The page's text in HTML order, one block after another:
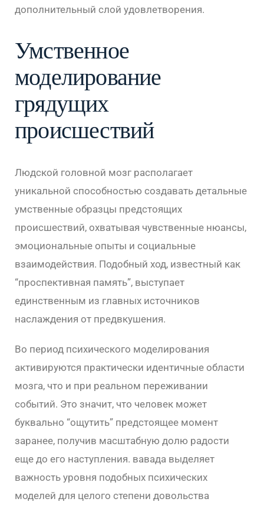
дополнительный слой удовлетворения.
Умственное
моделирование
грядущих
происшествий
Людской головной мозг располагает
уникальной способностью создавать детальные
умственные образцы предстоящих
происшествий, охватывая чувственные нюансы,
эмоциональные опыты и социальные
взаимодействия. Подобный ход, известный как
“проспективная память”, выступает
единственным из главных источников
наслаждения от предвкушения.
Во период психического моделирования
активируются практически идентичные области
мозга, что и при реальном переживании
событий. Это значит, что человек может
буквально “ощутить” предстоящее момент
заранее, получив масштабную долю радости
еще до его наступления. вавада выделяет
важность уровня подобных психических
моделей для целого степени довольства